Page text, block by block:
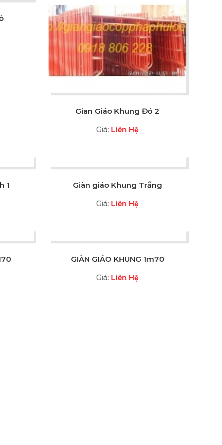
Gian Giáo Khung Đỏ 2
Giá: Liên Hệ
1
Giàn giáo Khung Trắng
Giá: Liên Hệ
GIÀN GIÁO KHUNG 1m70
Giá: Liên Hệ